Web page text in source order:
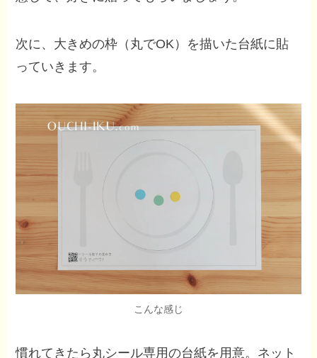
次に、大きめの枠（丸でOK）を描いた台紙に貼
っていきます。
こんな感じ
慣れてきたら丸シール専用の台紙を用意。ネット